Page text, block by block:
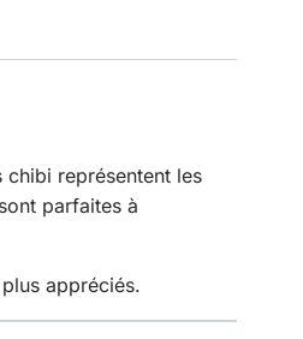
représentent les
parfaites à
appréciés.